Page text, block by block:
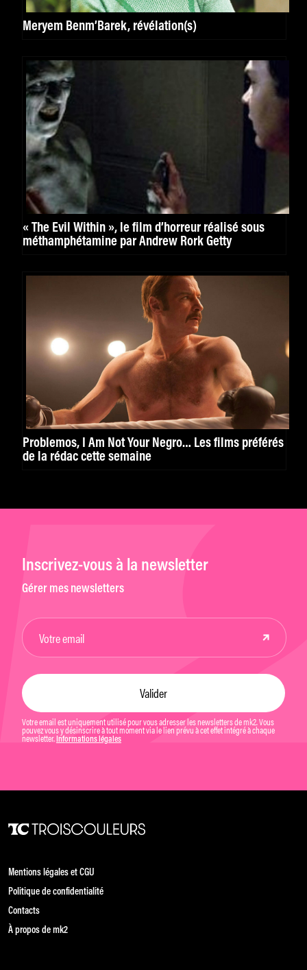
Meryem Benm’Barek, révélation(s)
« The Evil Within », le film d’horreur réalisé sous
méthamphétamine par Andrew Rork Getty
Problemos, I Am Not Your Negro… Les films préférés
de la rédac cette semaine
Inscrivez-vous à la newsletter
Gérer mes newsletters
Votre email est uniquement utilisé pour vous adresser les newsletters de mk2. Vous
pouvez vous y désinscrire à tout moment via le lien prévu à cet effet intégré à chaque
newsletter. Informations légales
Mentions légales et CGU
Politique de confidentialité
Contacts
À propos de mk2